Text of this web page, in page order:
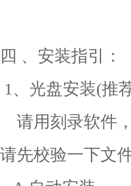
四 、安装指引：
1、光盘安装(推
请用刻录软件
请先校验一下文